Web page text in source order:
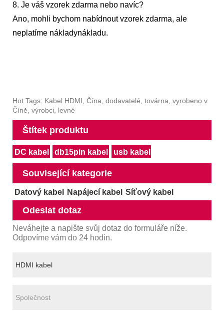
8. Je váš vzorek zdarma nebo navíc?
Ano, mohli bychom nabídnout vzorek zdarma, ale
neplatíme nákladynákladu.
Hot Tags: Kabel HDMI, Čína, dodavatelé, továrna, vyrobeno v
Číně, výrobci, levné
Štítek produktu
DC kabel db15pin kabel usb kabel
Související kategorie
Datový kabel Napájecí kabel Síťový kabel
Odeslat dotaz
Neváhejte a napište svůj dotaz do formuláře níže.
Odpovíme vám do 24 hodin.